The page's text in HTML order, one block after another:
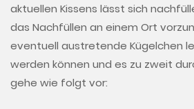
aktuellen Kissens lässt sich
das Nachfüllen an einem Ort
eventuell austretende Kügelchen
werden können und es zu zweit
gehe wie folgt vor: